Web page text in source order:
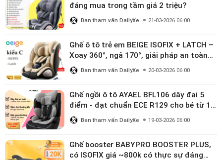
đáng mua trong tầm giá 2 triệu?
Ban tham vấn DailyXe 21-03-2026 06:00
Ghế ô tô trẻ em BEIGE ISOFIX + LATCH –
Xoay 360°, ngả 170°, giải pháp an toàn
linh hoạt cho bé 0–10 tuổi
Ban tham vấn DailyXe 20-03-2026 06:00
Ghế ngồi ô tô AYAEL BFL106 dây đai 5
điểm - đạt chuẩn ECE R129 cho bé từ 1–
10 tuổi
Ban tham vấn DailyXe 19-03-2026 06:00
Ghế booster BABYPRO BOOSTER PLUS,
có ISOFIX giá ~800k có thực sự đáng